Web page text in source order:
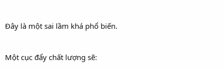
Đây là một sai lầm khá phổ biến.
Một cục đẩy chất lượng sẽ: